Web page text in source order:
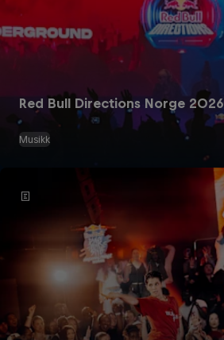
Red Bull Directions Norge 2026
Musikk